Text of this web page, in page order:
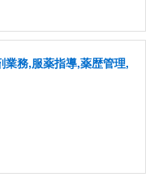
務,服薬指導,薬歴管理,